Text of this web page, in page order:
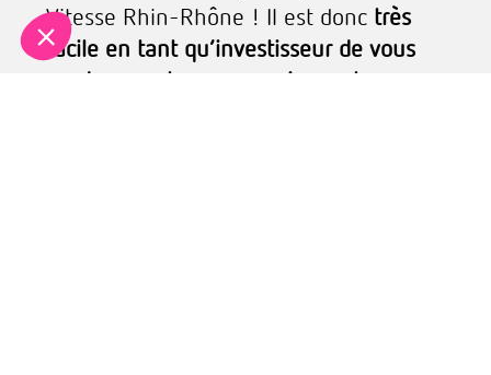
Vitesse Rhin-Rhône ! Il est donc très
facile en tant qu’investisseur de vous